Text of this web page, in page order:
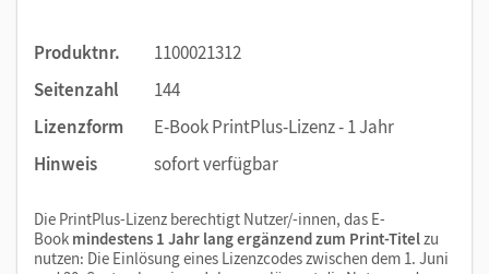
Produktnr.
1100021312
Seitenzahl
144
Lizenzform
E-Book PrintPlus-Lizenz - 1 Jahr
Hinweis
sofort verfügbar
Die PrintPlus-Lizenz berechtigt Nutzer/-innen, das E-
Book mindestens 1 Jahr lang ergänzend zum Print-Titelzu
nutzen: Die Einlösung eines Lizenzcodes zwischen dem 1. Juni